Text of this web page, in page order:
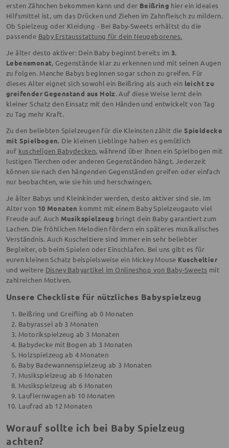
ersten Zähnchen bekommen kann und der Beißring hier ein ideales
Hilfsmittel ist, um das Drücken und Ziehen im Zahnfleisch zu mildern.
Ob Spielzeug oder Kleidung - Bei Baby-Sweets erhältst du die
passende Baby Erstausstattung für dein Neugeborenes.
Je älter desto aktiver: Dein Baby beginnt bereits im 3.
Lebensmonat, Gegenstände klar zu erkennen und mit seinen Augen
zu folgen. Manche Babys beginnen sogar schon zu greifen. Für
dieses Alter eignet sich sowohl ein Beißring als auch ein leicht zu
greifender Gegenstand aus Holz. Auf diese Weise lernt dein
kleiner Schatz den Einsatz mit den Händen und entwickelt von Tag
zu Tag mehr Kraft.
Zu den beliebten Spielzeugen für die Kleinsten zählt dieSpieldecke
mit Spielbogen. Die kleinen Lieblinge haben es gemütlich
auf kuscheligen Babydecken, während über ihnen ein Spielbogen mit
lustigen Tierchen oder anderen Gegenständen hängt. Jederzeit
können sie nach den hängenden Gegenständen greifen oder einfach
nur beobachten, wie sie hin und herschwingen.
Je älter Babys und Kleinkinder werden, desto aktiver sind sie. Im
Alter von 10 Monaten kommt mit einem Baby Spielzeugauto viel
Freude auf. Auch Musikspielzeug bringt dein Baby garantiert zum
Lachen. Die fröhlichen Melodien fördern ein späteres musikalisches
Verständnis. Auch Kuscheltiere sind immer ein sehr beliebter
Begleiter, ob beim Spielen oder Einschlafen. Bei uns gibt es für
euren kleinen Schatz beispielsweise ein Mickey Mouse Kuscheltier
und weitere Disney Babyartikel im Onlineshop von Baby-Sweets mit
zahlreichen Motiven.
Unsere Checkliste für nützliches Babyspielzeug
Beißring und Greifling ab 0 Monaten
Babyrassel ab 3 Monaten
Motorikspielzeug ab 3 Monaten
Babydecke mit Bogen ab 3 Monaten
Holzspielzeug ab 4 Monaten
Baby Badewannenspielzeug ab 3 Monaten
Musikspielzeug ab 6 Monaten
Musikspielzeug ab 6 Monaten
Lauflernwagen ab 10 Monaten
Laufrad ab 12 Monaten
Worauf sollte ich bei Baby Spielzeug
achten?